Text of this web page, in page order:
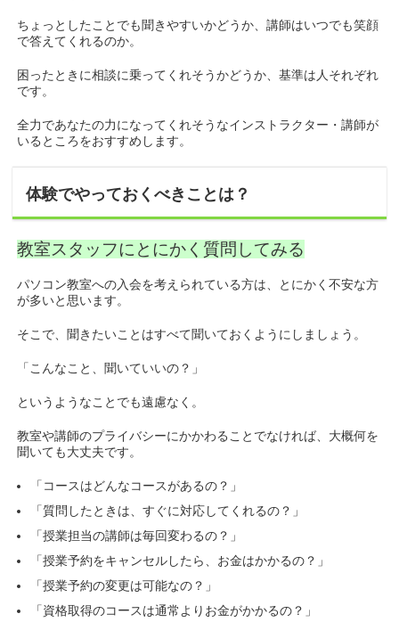
ちょっとしたことでも聞きやすいかどうか、講師はいつでも笑顔
で答えてくれるのか。
困ったときに相談に乗ってくれそうかどうか、基準は人それぞれ
です。
全力であなたの力になってくれそうなインストラクター・講師が
いるところをおすすめします。
体験でやっておくべきことは？
教室スタッフにとにかく質問してみる
パソコン教室への入会を考えられている方は、とにかく不安な方
が多いと思います。
そこで、聞きたいことはすべて聞いておくようにしましょう。
「こんなこと、聞いていいの？」
というようなことでも遠慮なく。
教室や講師のプライバシーにかかわることでなければ、大概何を
聞いても大丈夫です。
「コースはどんなコースがあるの？」
「質問したときは、すぐに対応してくれるの？」
「授業担当の講師は毎回変わるの？」
「授業予約をキャンセルしたら、お金はかかるの？」
「授業予約の変更は可能なの？」
「資格取得のコースは通常よりお金がかかるの？」